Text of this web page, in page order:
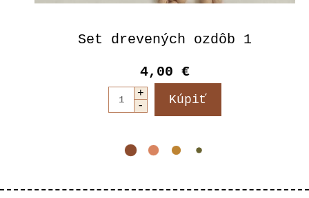
Set drevených ozdôb 1
4,00 €